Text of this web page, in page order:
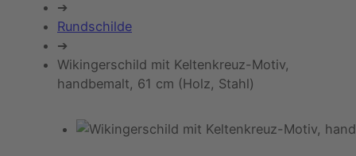
➔
Rundschilde
➔
Wikingerschild mit Keltenkreuz-Motiv,
handbemalt, 61 cm (Holz, Stahl)